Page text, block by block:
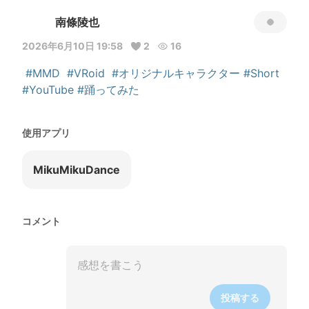
南條陵也
2026年6月10日 19:58 2 16
#MMD #VRoid #オリジナルキャラクター #Short
#YouTube #踊ってみた
使用アプリ
MikuMikuDance
コメント
投稿する